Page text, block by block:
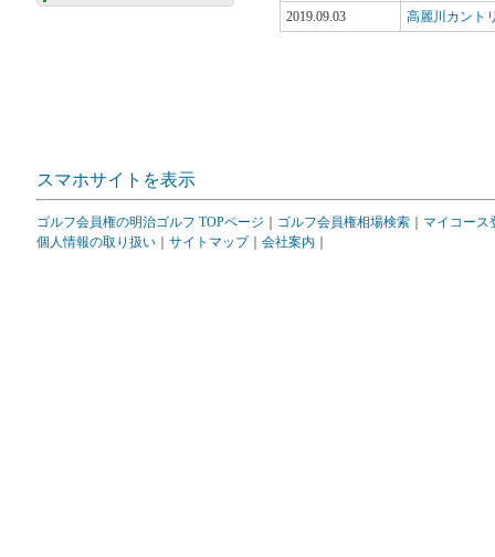
2019.09.03
高麗川カント
スマホサイトを表示
ゴルフ会員権の明治ゴルフ TOPページ ゴルフ会員権相場検索
マイコース
個人情報の取り扱い
サイトマップ｜ 会社案内